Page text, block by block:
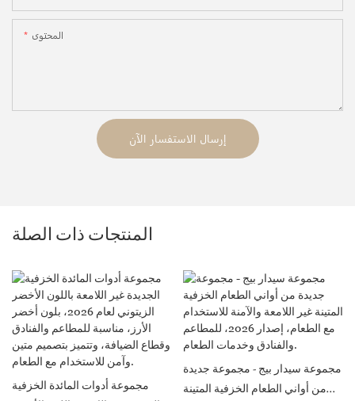
المحتوى
إرسال الاستفسار الآن
المنتجات ذات الصلة
مجموعة أدوات المائدة الخزفية
مجموعة سيدار بيج - مجموعة جديدة
من أواني الطعام الخزفية المتينة